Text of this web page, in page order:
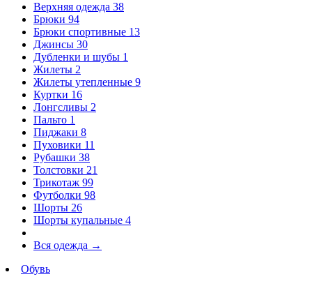
Верхняя одежда 38
Брюки 94
Брюки спортивные 13
Джинсы 30
Дубленки и шубы 1
Жилеты 2
Жилеты утепленные 9
Куртки 16
Лонгсливы 2
Пальто 1
Пиджаки 8
Пуховики 11
Рубашки 38
Толстовки 21
Трикотаж 99
Футболки 98
Шорты 26
Шорты купальные 4
Вся одежда →
Обувь